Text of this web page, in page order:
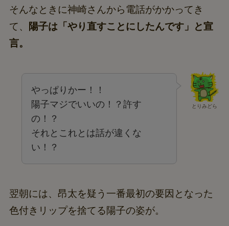
そんなときに神崎さんから電話がかかってき
て、
陽子は「やり直すことにしたんです」と宣
言。
とりみどら
やっぱりかー！！
陽子マジでいいの！？許す
の！？
それとこれとは話が違くな
い！？
翌朝には、昂太を疑う一番最初の要因となった
色付きリップを捨てる陽子の姿が。